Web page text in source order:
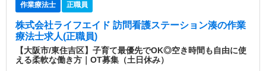
作業療法士 正職員
株式会社ライフエイド 訪問看護ステーション湊の作業
療法士求人(正職員)
【大阪市/東住吉区】子育て最優先でOK◎空き時間も自由に使
える柔軟な働き方｜OT募集（土日休み）